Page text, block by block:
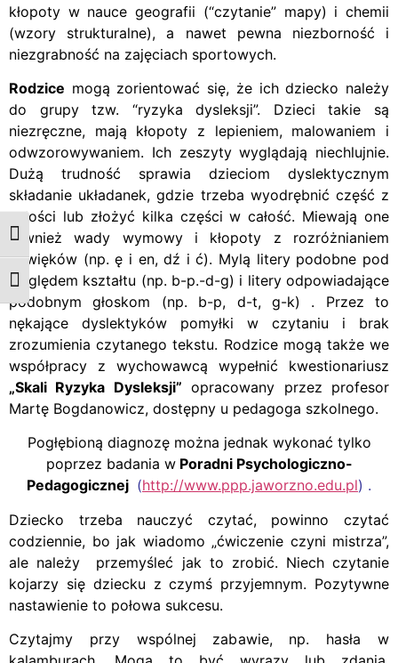
Przełącz wysoki kontrast
Zmień rozmiar czcionek
kłopoty w nauce geografii (“czytanie” mapy) i chemii
(wzory strukturalne), a nawet pewna niezborność i
niezgrabność na zajęciach sportowych.
Rodzice mogą zorientować się, że ich dziecko należy
do grupy tzw. “ryzyka dysleksji”. Dzieci takie są
niezręczne, mają kłopoty z lepieniem, malowaniem i
odwzorowywaniem. Ich zeszyty wyglądają niechlujnie.
Dużą trudność sprawia dzieciom dyslektycznym
składanie układanek, gdzie trzeba wyodrębnić część z
całości lub złożyć kilka części w całość. Miewają one
również wady wymowy i kłopoty z rozróżnianiem
dźwięków (np. ę i en, dź i ć). Mylą litery podobne pod
względem kształtu (np. b-p.-d-g) i litery odpowiadające
podobnym głoskom (np. b-p, d-t, g-k) . Przez to
nękające dyslektyków pomyłki w czytaniu i brak
zrozumienia czytanego tekstu. Rodzice mogą także we
współpracy z wychowawcą wypełnić kwestionariusz
„Skali Ryzyka Dysleksji” opracowany przez profesor
Martę Bogdanowicz, dostępny u pedagoga szkolnego.
Pogłębioną diagnozę można jednak wykonać tylko
poprzez badania wPoradni Psychologiczno-
Pedagogicznej (http://www.ppp.jaworzno.edu.pl) .
Dziecko trzeba nauczyć czytać, powinno czytać
codziennie, bo jak wiadomo „ćwiczenie czyni mistrza”,
ale należy przemyśleć jak to zrobić. Niech czytanie
kojarzy się dziecku z czymś przyjemnym. Pozytywne
nastawienie to połowa sukcesu.
Czytajmy przy wspólnej zabawie, np. hasła w